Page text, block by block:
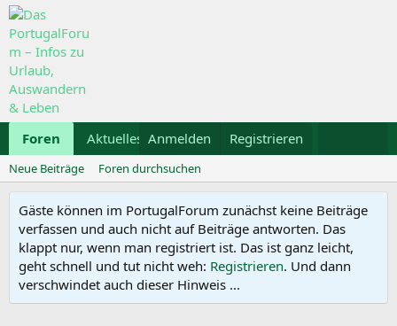
Foren Aktuelles Galerie Kalender
Anmelden Registrieren
Neue Beiträge Foren durchsuchen
Gäste können im PortugalForum zunächst keine Beiträge
verfassen und auch nicht auf Beiträge antworten. Das
klappt nur, wenn man registriert ist. Das ist ganz leicht,
geht schnell und tut nicht weh: Registrieren. Und dann
verschwindet auch dieser Hinweis ...